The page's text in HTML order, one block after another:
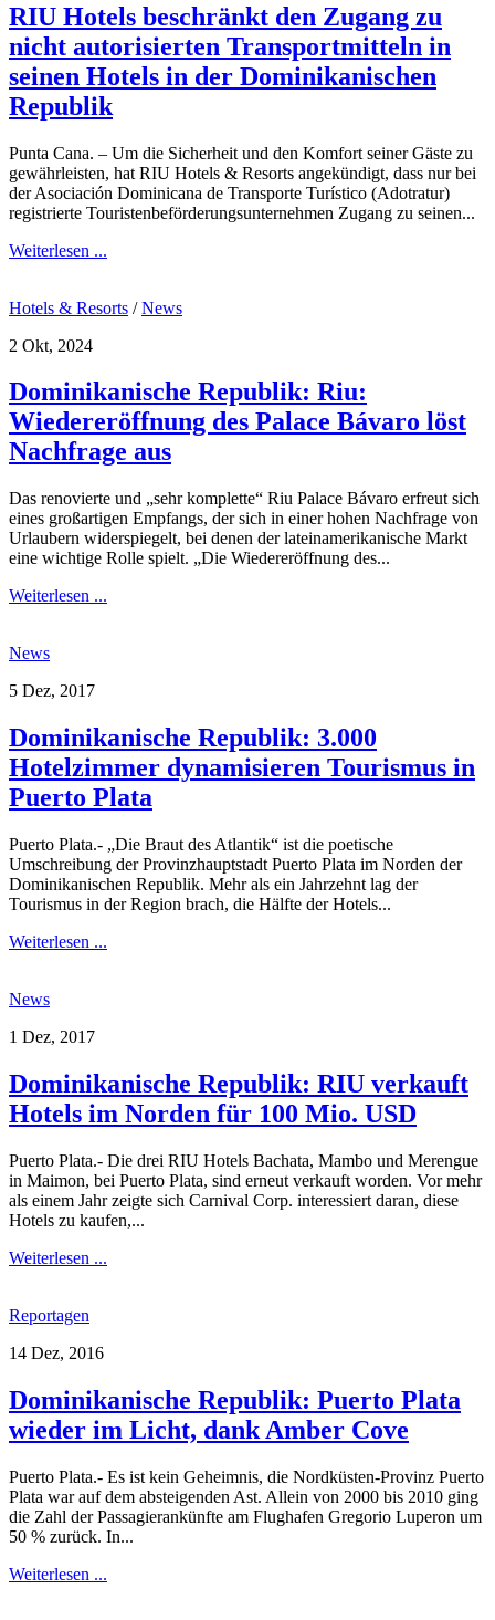
RIU Hotels beschränkt den Zugang zu
nicht autorisierten Transportmitteln in
seinen Hotels in der Dominikanischen
Republik
Punta Cana. – Um die Sicherheit und den Komfort seiner Gäste zu
gewährleisten, hat RIU Hotels & Resorts angekündigt, dass nur bei
der Asociación Dominicana de Transporte Turístico (Adotratur)
registrierte Touristenbeförderungsunternehmen Zugang zu seinen...
Weiterlesen ...
Hotels & Resorts /News
2 Okt, 2024
Dominikanische Republik: Riu:
Wiedereröffnung des Palace Bávaro löst
Nachfrage aus
Das renovierte und „sehr komplette“ Riu Palace Bávaro erfreut sich
eines großartigen Empfangs, der sich in einer hohen Nachfrage von
Urlaubern widerspiegelt, bei denen der lateinamerikanische Markt
eine wichtige Rolle spielt. „Die Wiedereröffnung des...
Weiterlesen ...
News
5 Dez, 2017
Dominikanische Republik: 3.000
Hotelzimmer dynamisieren Tourismus in
Puerto Plata
Puerto Plata.- „Die Braut des Atlantik“ ist die poetische
Umschreibung der Provinzhauptstadt Puerto Plata im Norden der
Dominikanischen Republik. Mehr als ein Jahrzehnt lag der
Tourismus in der Region brach, die Hälfte der Hotels...
Weiterlesen ...
News
1 Dez, 2017
Dominikanische Republik: RIU verkauft
Hotels im Norden für 100 Mio. USD
Puerto Plata.- Die drei RIU Hotels Bachata, Mambo und Merengue
in Maimon, bei Puerto Plata, sind erneut verkauft worden. Vor mehr
als einem Jahr zeigte sich Carnival Corp. interessiert daran, diese
Hotels zu kaufen,...
Weiterlesen ...
Reportagen
14 Dez, 2016
Dominikanische Republik: Puerto Plata
wieder im Licht, dank Amber Cove
Puerto Plata.- Es ist kein Geheimnis, die Nordküsten-Provinz Puerto
Plata war auf dem absteigenden Ast. Allein von 2000 bis 2010 ging
die Zahl der Passagierankünfte am Flughafen Gregorio Luperon um
50 % zurück. In...
Weiterlesen ...